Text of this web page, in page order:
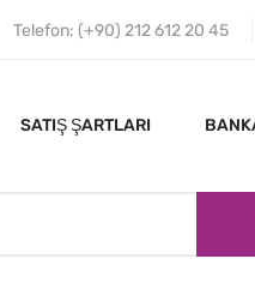
Telefon: (+90) 212 612 20 45
SATIŞ ŞARTLARI